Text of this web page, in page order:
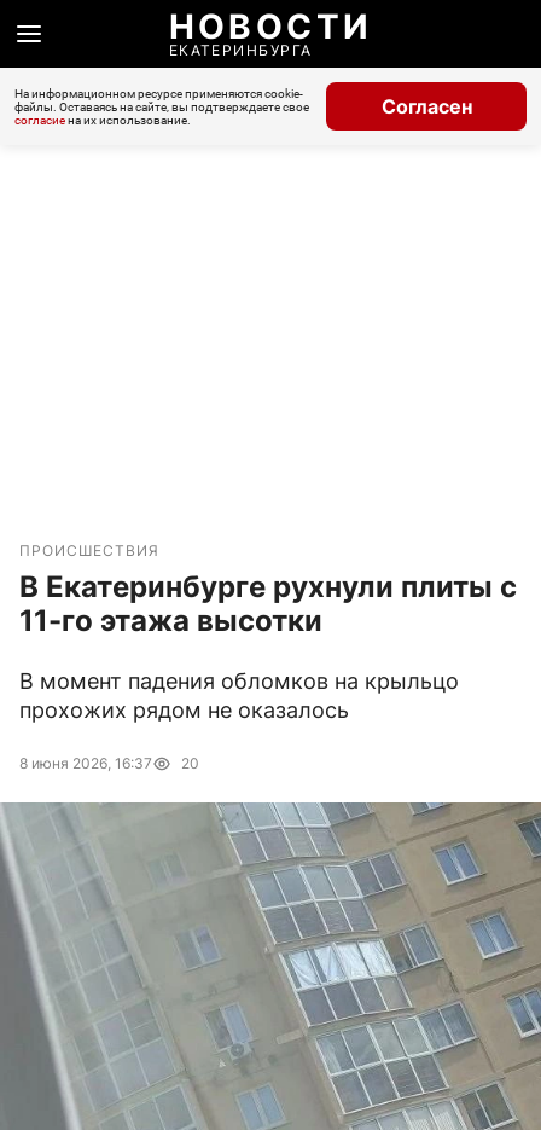
НОВОСТИ
ЕКАТЕРИНБУРГА
На информационном ресурсе применяются cookie-
файлы. Оставаясь на сайте, вы подтверждаете свое
согласиена их использование.
Согласен
ПРОИСШЕСТВИЯ
В Екатеринбурге рухнули плиты с
11-го этажа высотки
В момент падения обломков на крыльцо
прохожих рядом не оказалось
8 июня 2026, 16:37 20